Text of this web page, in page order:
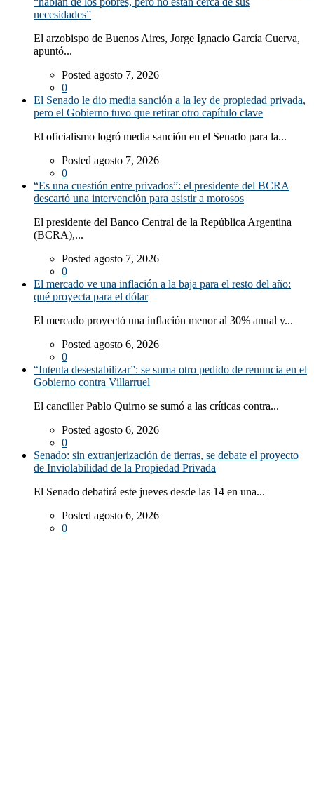
necesidades”
El arzobispo de Buenos Aires, Jorge Ignacio García Cuerva,
apuntó...
Posted agosto 7, 2026
0
El Senado le dio media sanción a la ley de propiedad privada,
pero el Gobierno tuvo que retirar otro capítulo clave
El oficialismo logró media sanción en el Senado para la...
Posted agosto 7, 2026
0
“Es una cuestión entre privados”: el presidente del BCRA
descartó una intervención para asistir a morosos
El presidente del Banco Central de la República Argentina
(BCRA),...
Posted agosto 7, 2026
0
El mercado ve una inflación a la baja para el resto del año:
qué proyecta para el dólar
El mercado proyectó una inflación menor al 30% anual y...
Posted agosto 6, 2026
0
“Intenta desestabilizar”: se suma otro pedido de renuncia en el
Gobierno contra Villarruel
El canciller Pablo Quirno se sumó a las críticas contra...
Posted agosto 6, 2026
0
Senado: sin extranjerización de tierras, se debate el proyecto
de Inviolabilidad de la Propiedad Privada
El Senado debatirá este jueves desde las 14 en una...
Posted agosto 6, 2026
0